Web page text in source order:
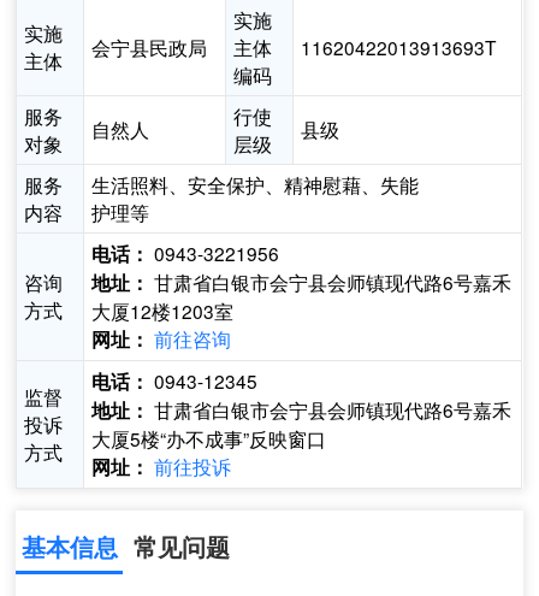
实施
主体
会宁县民政局
实施
主体
编码
11620422013913693T
服务
对象
自然人
行使
层级
县级
服务
内容
生活照料、安全保护、精神慰藉、失能
护理等
咨询
方式
电话： 0943-3221956
地址： 甘肃省白银市会宁县会师镇现代路6号嘉禾
大厦12楼1203室
网址： 前往咨询
监督
投诉
方式
电话： 0943-12345
地址： 甘肃省白银市会宁县会师镇现代路6号嘉禾
大厦5楼“办不成事”反映窗口
网址： 前往投诉
基本信息 常见问题